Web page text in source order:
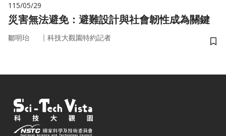
115/05/29
災害無法避免：避難設計與社會韌性成為關鍵
鄒明珆 ｜ 科技大觀園特約記者
儲